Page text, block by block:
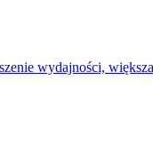
wydajności,